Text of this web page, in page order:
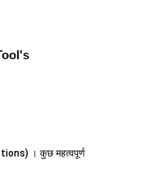
। कुछ महत्वपूर्ण